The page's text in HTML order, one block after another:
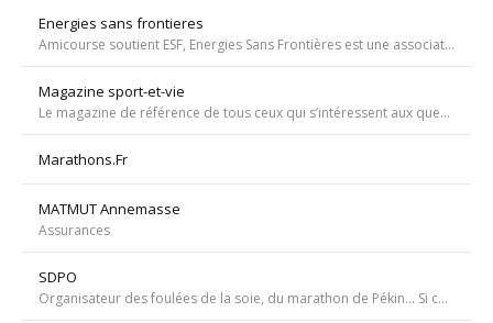
Energies sans frontieres
Amicourse soutient ESF, Energies Sans Frontières est une association ayant pour objet l'aide au développement des pays les plus pauvres en favorisant l'accès à l'eau et à l'électricité
Magazine sport-et-vie
Le magazine de référence de tous ceux qui s’intéressent aux questions d’entraînement, de nutrition, de dopage, de physiologie, de psychologie et de médecine du sport.
Marathons.Fr
MATMUT Annemasse
Assurances
SDPO
Organisateur des foulées de la soie, du marathon de Pékin... Si courir était notre seul but, nous passerions à côté de moments inoubliables ». Depuis 1996 SDPOrganisation, spécialiste de la course aventure à vocation sportive et culturelle